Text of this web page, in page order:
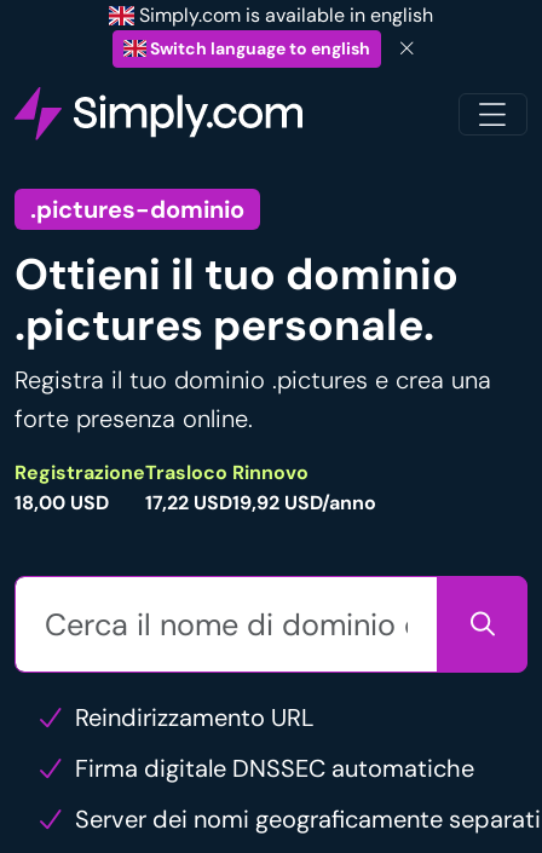
Simply.com is available in english
Switch language to english
.pictures-dominio
Ottieni il tuo dominio
.pictures personale.
Registra il tuo dominio .pictures e crea una
forte presenza online.
Registrazione
18,00 USD
Trasloco
17,22 USD
Rinnovo
19,92 USD/anno
Reindirizzamento URL
Firma digitale DNSSEC automatiche
Server dei nomi geograficamente separati